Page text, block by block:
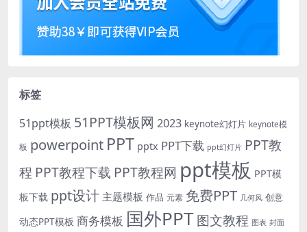
标签
51ppt模板 51PPT模板网 2023 keynote幻灯片 keynote模
板 powerpoint PPT pptx PPT下载 ppt幻灯片 PPT教
程 PPT教程下载 PPT教程网 ppt模板 PPT模
板下载 ppt设计 主题模板 作品 元素 免费PPT 几何风 创意
动态PPT模板 商务模板 国外PPT图文教程 图表 封面